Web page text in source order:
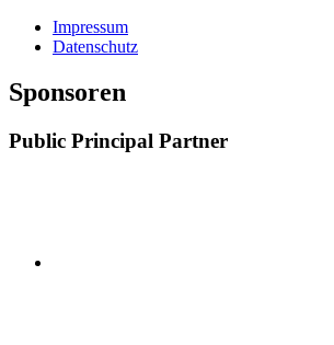
Impressum
Datenschutz
Sponsoren
Public Principal Partner